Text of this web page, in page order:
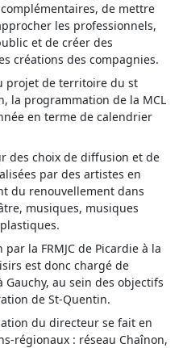
de mettre
les professionnels,
et de créer des
créations des compagnies.
projet de territoire du st
la programmation de la MCL
en terme de calendrier
des choix de diffusion et de
par des artistes en
du renouvellement dans
musiques, musiques
la FRMJC de Picardie à la
est donc chargé de
au sein des objectifs
de St-Quentin.
du directeur se fait en
régionaux : réseau Chaînon,